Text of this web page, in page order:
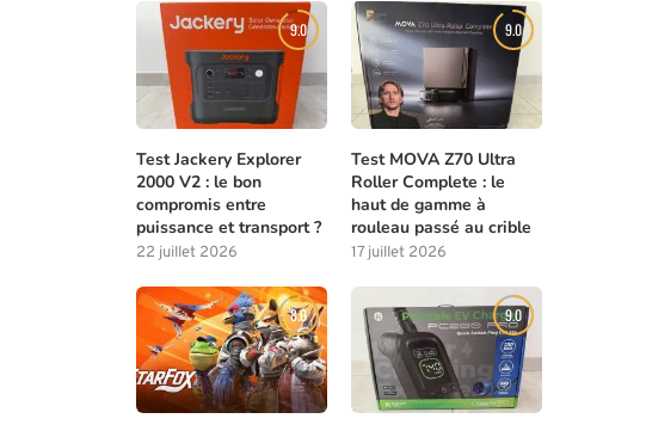
9.0
Test Jackery Explorer
2000 V2 : le bon
compromis entre
puissance et transport ?
22 juillet 2026
9.0
Test MOVA Z70 Ultra
Roller Complete : le
haut de gamme à
rouleau passé au crible
17 juillet 2026
8.0 9.0